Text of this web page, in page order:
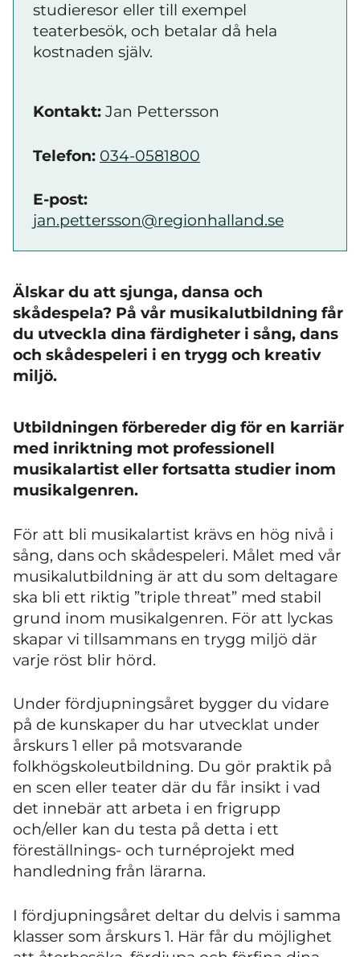
studieresor eller till exempel
teaterbesök, och betalar då hela
kostnaden själv.
Kontakt: Jan Pettersson
Telefon: 034-0581800
E-post:
jan.pettersson@regionhalland.se
Älskar du att sjunga, dansa och
skådespela? På vår musikalutbildning får
du utveckla dina färdigheter i sång, dans
och skådespeleri i en trygg och kreativ
miljö.
Utbildningen förbereder dig för en karriär
med inriktning mot professionell
musikalartist eller fortsatta studier inom
musikalgenren.
För att bli musikalartist krävs en hög nivå i
sång, dans och skådespeleri. Målet med vår
musikalutbildning är att du som deltagare
ska bli ett riktig ”triple threat” med stabil
grund inom musikalgenren. För att lyckas
skapar vi tillsammans en trygg miljö där
varje röst blir hörd.
Under fördjupningsåret bygger du vidare
på de kunskaper du har utvecklat under
årskurs 1 eller på motsvarande
folkhögskole­utbildning. Du gör praktik på
en scen eller teater där du får insikt i vad
det innebär att arbeta i en frigrupp
och/eller kan du testa på detta i ett
föreställnings- och turnéprojekt med
handledning från lärarna.
I fördjupningsåret deltar du delvis i samma
klasser som årskurs 1. Här får du möjlighet